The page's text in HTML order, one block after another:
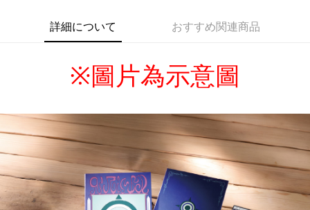
詳細について おすすめ関連商品
※圖片為示意圖